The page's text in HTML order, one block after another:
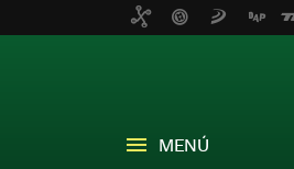
MENÚ